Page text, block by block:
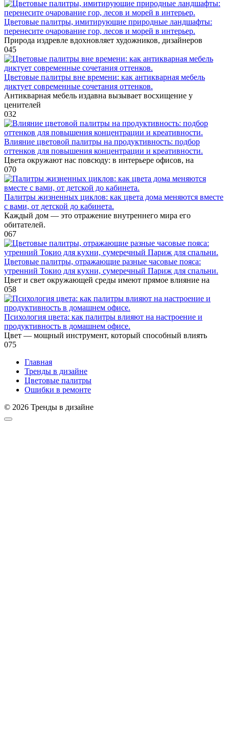
Цветовые палитры, имитирующие природные ландшафты:
перенесите очарование гор, лесов и морей в интерьер.
Природа издревле вдохновляет художников, дизайнеров
045
Цветовые палитры вне времени: как антикварная мебель
диктует современные сочетания оттенков.
Антикварная мебель издавна вызывает восхищение у
ценителей
032
Влияние цветовой палитры на продуктивность: подбор
оттенков для повышения концентрации и креативности.
Цвета окружают нас повсюду: в интерьере офисов, на
070
Палитры жизненных циклов: как цвета дома меняются вместе
с вами, от детской до кабинета.
Каждый дом — это отражение внутреннего мира его
обитателей.
067
Цветовые палитры, отражающие разные часовые пояса:
утренний Токио для кухни, сумеречный Париж для спальни.
Цвет и свет окружающей среды имеют прямое влияние на
058
Психология цвета: как палитры влияют на настроение и
продуктивность в домашнем офисе.
Цвет — мощный инструмент, который способный влиять
075
Главная
Тренды в дизайне
Цветовые палитры
Ошибки в ремонте
© 2026 Тренды в дизайне